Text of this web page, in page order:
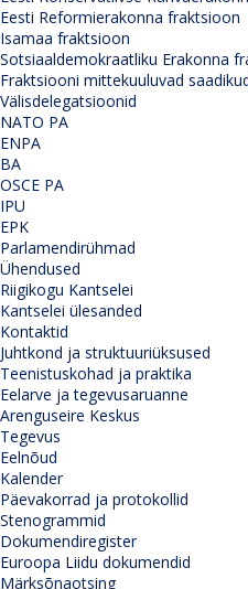
Eesti Reformierakonna fraktsioon
Isamaa fraktsioon
Sotsiaaldemokraatliku Erakonna
Fraktsiooni mittekuuluvad
Välisdelegatsioonid
NATO PA
ENPA
BA
OSCE PA
IPU
EPK
Parlamendirühmad
Ühendused
Riigikogu Kantselei
Kantselei ülesanded
Kontaktid
Juhtkond ja struktuuriüksused
Teenistuskohad ja praktika
Eelarve ja tegevusaruanne
Arenguseire Keskus
Tegevus
Eelnõud
Kalender
Päevakorrad ja protokollid
Stenogrammid
Dokumendiregister
Euroopa Liidu dokumendid
Märksõnaotsing